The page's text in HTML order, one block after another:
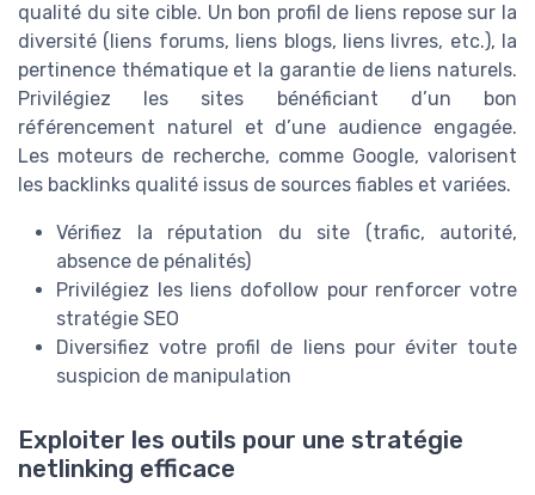
qualité du site cible. Un bon profil de liens repose sur la
diversité (liens forums, liens blogs, liens livres, etc.), la
pertinence thématique et la garantie de liens naturels.
Privilégiez les sites bénéficiant d’un bon
référencement naturel et d’une audience engagée.
Les moteurs de recherche, comme Google, valorisent
les backlinks qualité issus de sources fiables et variées.
Vérifiez la réputation du site (trafic, autorité,
absence de pénalités)
Privilégiez les liens dofollow pour renforcer votre
stratégie SEO
Diversifiez votre profil de liens pour éviter toute
suspicion de manipulation
Exploiter les outils pour une stratégie
netlinking efficace